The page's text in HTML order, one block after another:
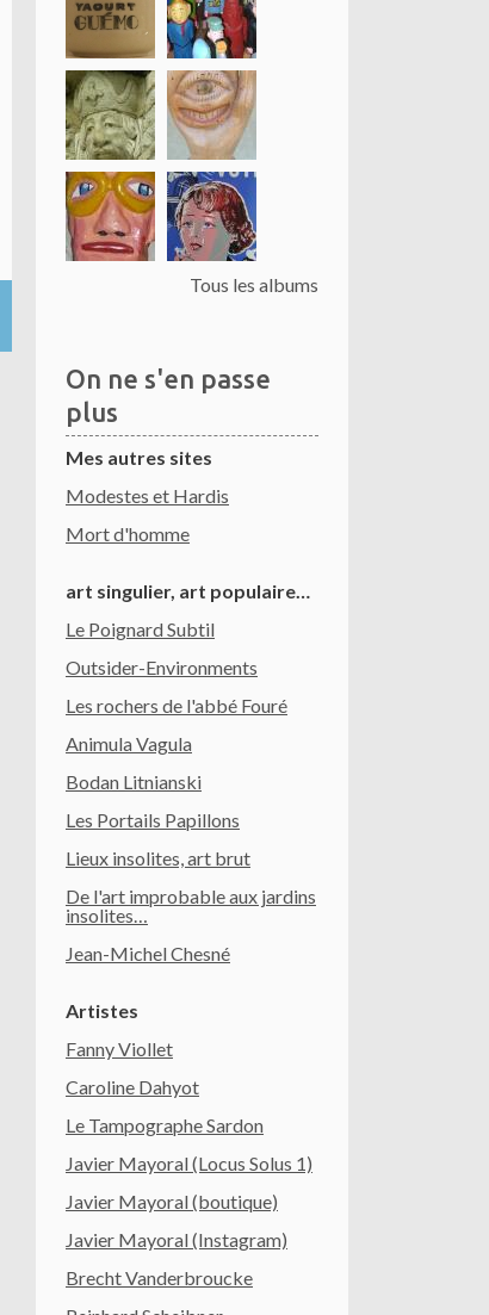
Tous les albums
On ne s'en passe
plus
Mes autres sites
Modestes et Hardis
Mort d'homme
art singulier, art populaire…
Le Poignard Subtil
Outsider-Environments
Les rochers de l'abbé Fouré
Animula Vagula
Bodan Litnianski
Les Portails Papillons
Lieux insolites, art brut
De l'art improbable aux jardins
insolites…
Jean-Michel Chesné
Artistes
Fanny Viollet
Caroline Dahyot
Le Tampographe Sardon
Javier Mayoral (Locus Solus 1)
Javier Mayoral (boutique)
Javier Mayoral (Instagram)
Brecht Vanderbroucke